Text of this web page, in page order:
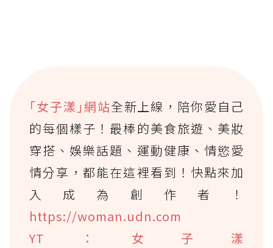
｢女子漾｣網站全新上線，陪你愛自己
的每個樣子！最棒的美食旅遊、美妝
穿搭、娛樂話題、運動健康、情慾愛
情分享，都能在這裡看到！快點來加
入成為創作者！
https://woman.udn.com
YT：女子漾